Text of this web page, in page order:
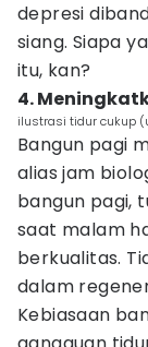
depresi
siang. Siapa
itu, kan?
4.
ilustrasi tidur cukup
Bangun pagi
alias jam
bangun pagi,
saat malam
berkualitas.
dalam
Kebiasaan